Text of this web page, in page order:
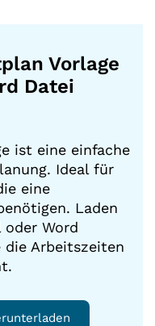
Vorlage
Datei
ist eine einfache
Ideal für
eine
Laden
oder Word
Arbeitszeiten